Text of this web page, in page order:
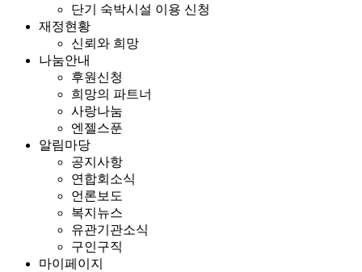
단기 숙박시설 이용 신청
재정현황
신뢰와 희망
나눔안내
후원신청
희망의 파트너
사랑나눔
엔젤스푼
알림마당
공지사항
연합회소식
언론보도
복지뉴스
유관기관소식
구인구직
마이페이지